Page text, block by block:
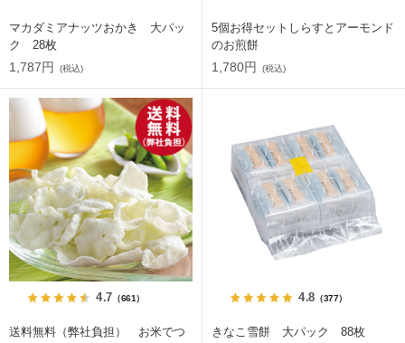
マカダミアナッツおかき 大パッ
ク 28枚
1,787円 (税込)
5個お得セットしらすとアーモンド
のお煎餅
1,780円 (税込)
4.7 （661）
送料無料（弊社負担） お米でつ
4.8 （377）
きなこ雪餅 大パック 88枚